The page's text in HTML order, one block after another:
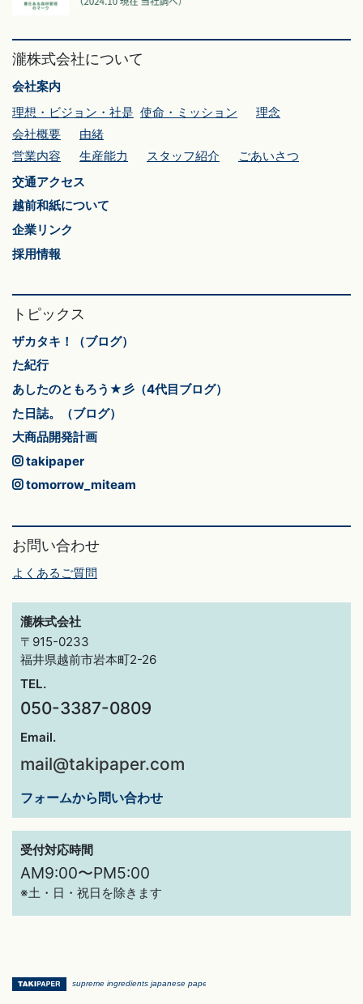
瀧株式会社について
会社案内
理想・ビジョン・社是 使命・ミッション
理念
会社概要
由緒
営業内容
生産能力 スタッフ紹介
ごあいさつ
交通アクセス
越前和紙について
企業リンク
採用情報
トピックス
ザカタキ！（ブログ）
た紀行
あしたのともろう★彡（4代目ブログ）
た日誌。（ブログ）
大商品開発計画
takipaper
tomorrow_miteam
お問い合わせ
よくあるご質問
瀧株式会社
〒915-0233
福井県越前市岩本町2-26
TEL.
050-3387-0809
Email.
mail@takipaper.com
フォームから問い合わせ
受付対応時間
AM9:00〜PM5:00
※土・日・祝日を除きます